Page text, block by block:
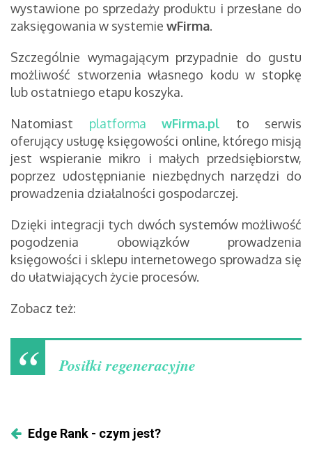
wystawione po sprzedaży produktu i przesłane do
zaksięgowania w systemie wFirma.
Szczególnie wymagającym przypadnie do gustu
możliwość stworzenia własnego kodu w stopkę
lub ostatniego etapu koszyka.
Natomiast platforma wFirma.pl to serwis
oferujący usługę księgowości online, którego misją
jest wspieranie mikro i małych przedsiębiorstw,
poprzez udostępnianie niezbędnych narzędzi do
prowadzenia działalności gospodarczej.
Dzięki integracji tych dwóch systemów możliwość
pogodzenia obowiązków prowadzenia
księgowości i sklepu internetowego sprowadza się
do ułatwiających życie procesów.
Zobacz też:
Posiłki regeneracyjne
Edge Rank - czym jest?